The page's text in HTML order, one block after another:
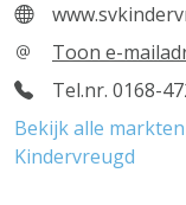
Toon e-
Tel.nr. 0168-
Bekijk alle
Kindervreugd